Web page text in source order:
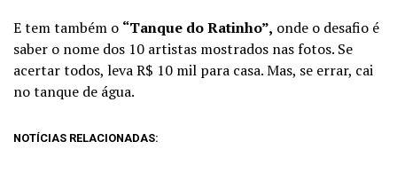
E tem também o “Tanque do Ratinho”, onde o desafio é
saber o nome dos 10 artistas mostrados nas fotos. Se
acertar todos, leva R$ 10 mil para casa. Mas, se errar, cai
no tanque de água.
NOTÍCIAS RELACIONADAS: